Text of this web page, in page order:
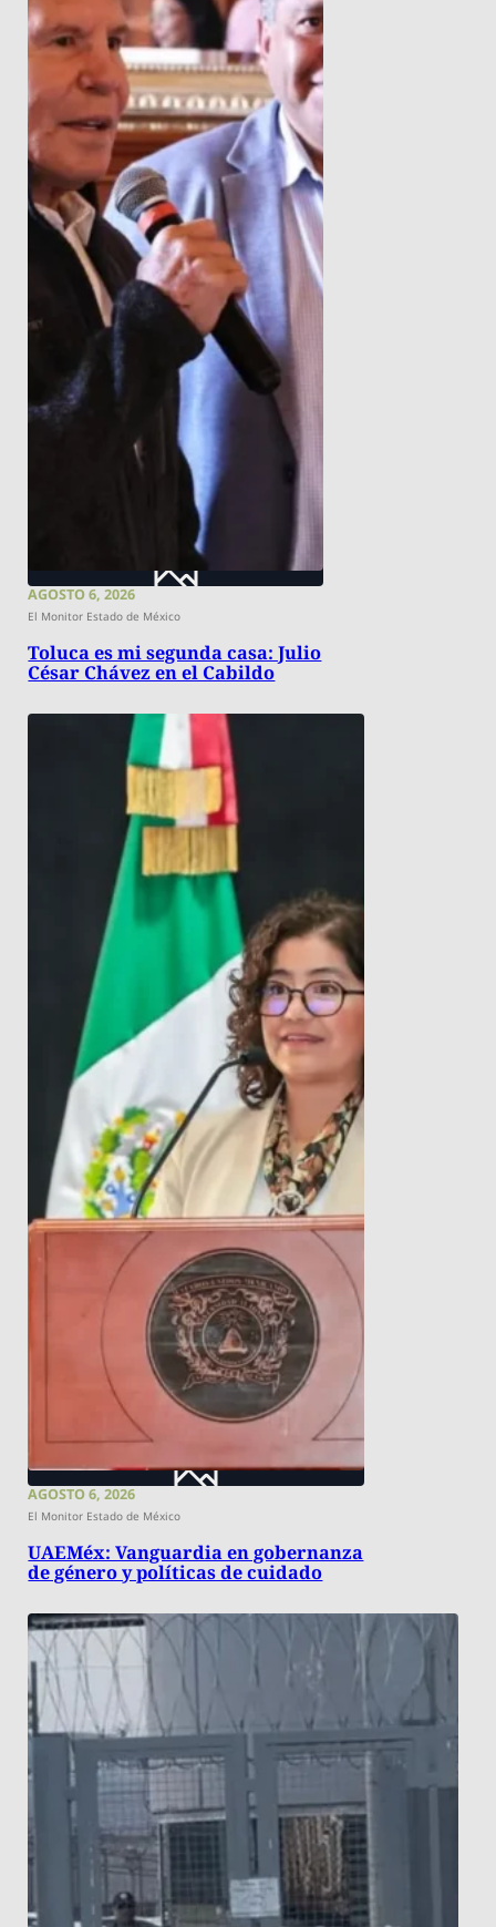
AGOSTO 6, 2026
El Monitor Estado de México
Toluca es mi segunda casa: Julio
César Chávez en el Cabildo
AGOSTO 6, 2026
El Monitor Estado de México
UAEMéx: Vanguardia en gobernanza
de género y políticas de cuidado